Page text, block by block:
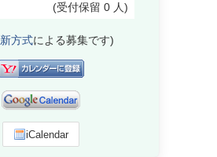
(受付保留 0 人)
新方式による募集です)
iCalendar